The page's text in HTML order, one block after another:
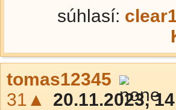
súhlasí:
tomas12345
31▲
20.11.2023,